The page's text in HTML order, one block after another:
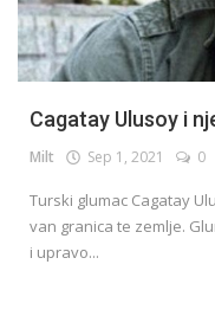
Cagatay Ulusoy i
Milt Sep 1, 2021 0
Turski glumac Cagatay
van granica te zemlje.
i upravo...